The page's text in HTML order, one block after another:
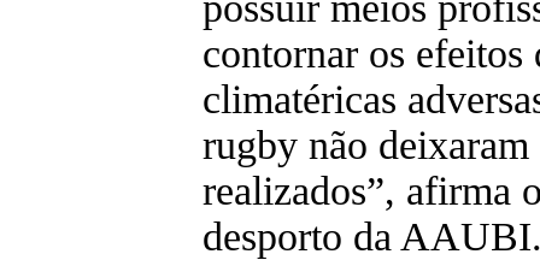
contornar os efeitos
climatéricas
rugby não deixaram
realizados”, afirma
desporto da